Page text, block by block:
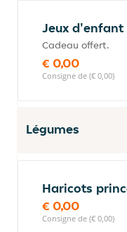
Jeux d'enfant
Cadeau offert.
€ 0,00
Consigne de (€ 0,00)
Légumes
Haricots
€ 0,00
Consigne de (€ 0,00)